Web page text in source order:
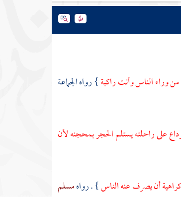
وراء الناس وأنت راكبة} رواه الجماعة
على راحلته يستلم الحجر بمحجنه لأن
أن يصرف عنه الناس} . رواهمسلم